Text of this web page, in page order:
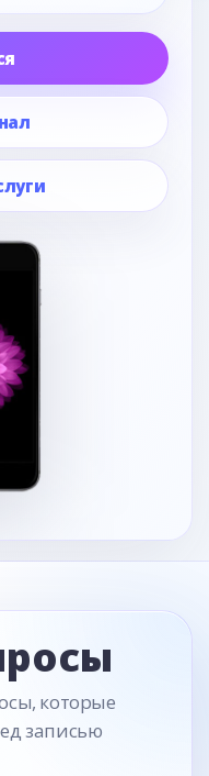
которые
записью